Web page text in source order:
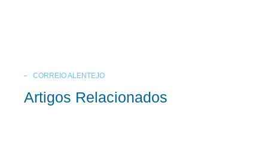
CORREIO ALENTEJO
Artigos Relacionados